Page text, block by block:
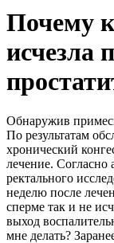
Почему
исчезла
Обнаружив
По результатам
хронический
лечение. Согласно
ректального
неделю после
сперме так и не
выход
мне делать?